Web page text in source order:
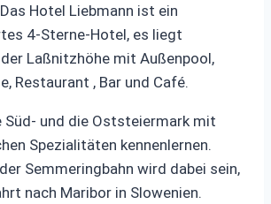
Hotel Liebmann ist ein
4-Sterne-Hotel, es liegt
Laßnitzhöhe mit Außenpool,
Restaurant , Bar und Café.
Süd- und die Oststeiermark mit
Spezialitäten kennenlernen.
Semmeringbahn wird dabei sein,
nach Maribor in Slowenien.